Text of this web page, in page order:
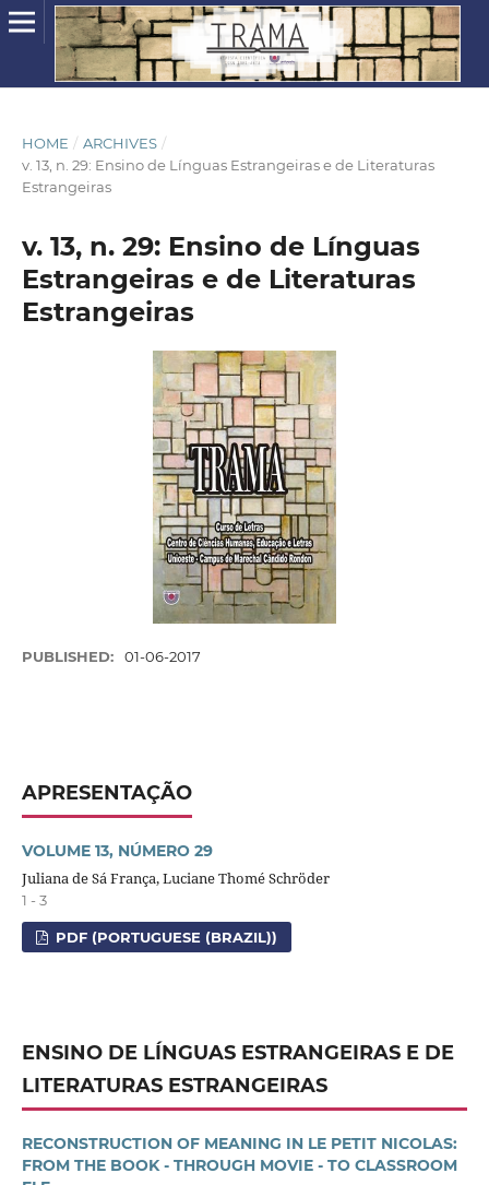
HOME / ARCHIVES /
v. 13, n. 29: Ensino de Línguas Estrangeiras e de Literaturas
Estrangeiras
v. 13, n. 29: Ensino de Línguas
Estrangeiras e de Literaturas
Estrangeiras
PUBLISHED: 01-06-2017
APRESENTAÇÃO
VOLUME 13, NÚMERO 29
Juliana de Sá França, Luciane Thomé Schröder
1 - 3
PDF (PORTUGUESE (BRAZIL))
ENSINO DE LÍNGUAS ESTRANGEIRAS E DE
LITERATURAS ESTRANGEIRAS
RECONSTRUCTION OF MEANING IN LE PETIT NICOLAS:
FROM THE BOOK - THROUGH MOVIE - TO CLASSROOM